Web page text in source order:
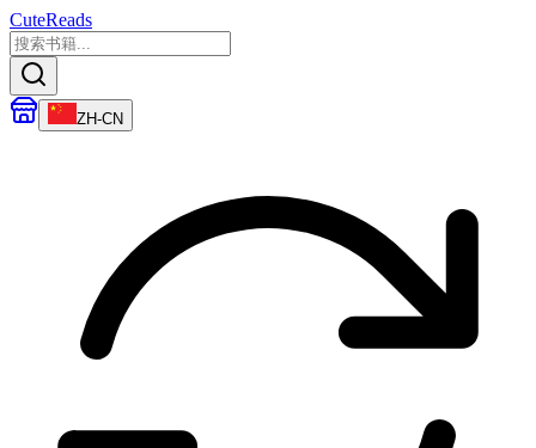
CuteReads
ZH-CN